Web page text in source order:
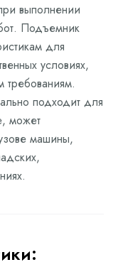
выполнении
Подъемник
для
условиях,
требованиям.
подходит для
может
машины,